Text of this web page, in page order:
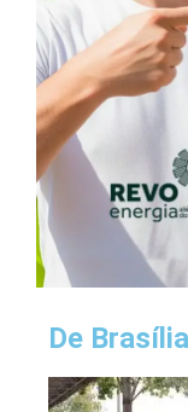
De Brasília